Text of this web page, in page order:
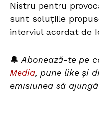
Nistru pentru
sunt soluțiile
interviul acordat de
🔔Abonează-te pe
Media, pune like și
emisiunea să